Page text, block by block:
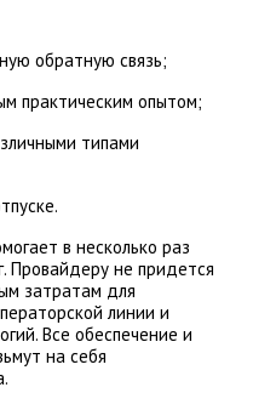
обратную связь;
практическим опытом;
типами
в несколько раз
Провайдеру не придется
затратам для
линии и
Все обеспечение и
на себя